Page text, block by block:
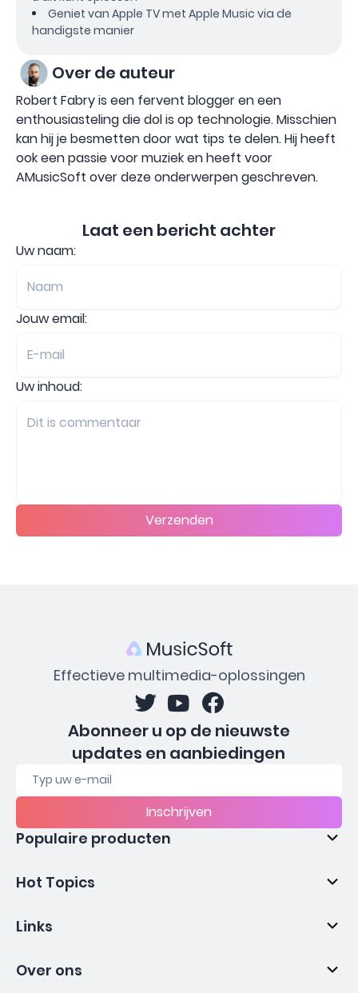
Geniet van Apple TV met Apple Music via de
handigste manier
Over de auteur
Robert Fabry is een fervent blogger en een
enthousiasteling die dol is op technologie. Misschien
kan hij je besmetten door wat tips te delen. Hij heeft
ook een passie voor muziek en heeft voor
AMusicSoft over deze onderwerpen geschreven.
Laat een bericht achter
Uw naam:
Jouw email:
Uw inhoud:
Verzenden
Effectieve multimedia-oplossingen
Abonneer u op de nieuwste
updates en aanbiedingen
Inschrijven
Populaire producten
Hot Topics
Links
Over ons